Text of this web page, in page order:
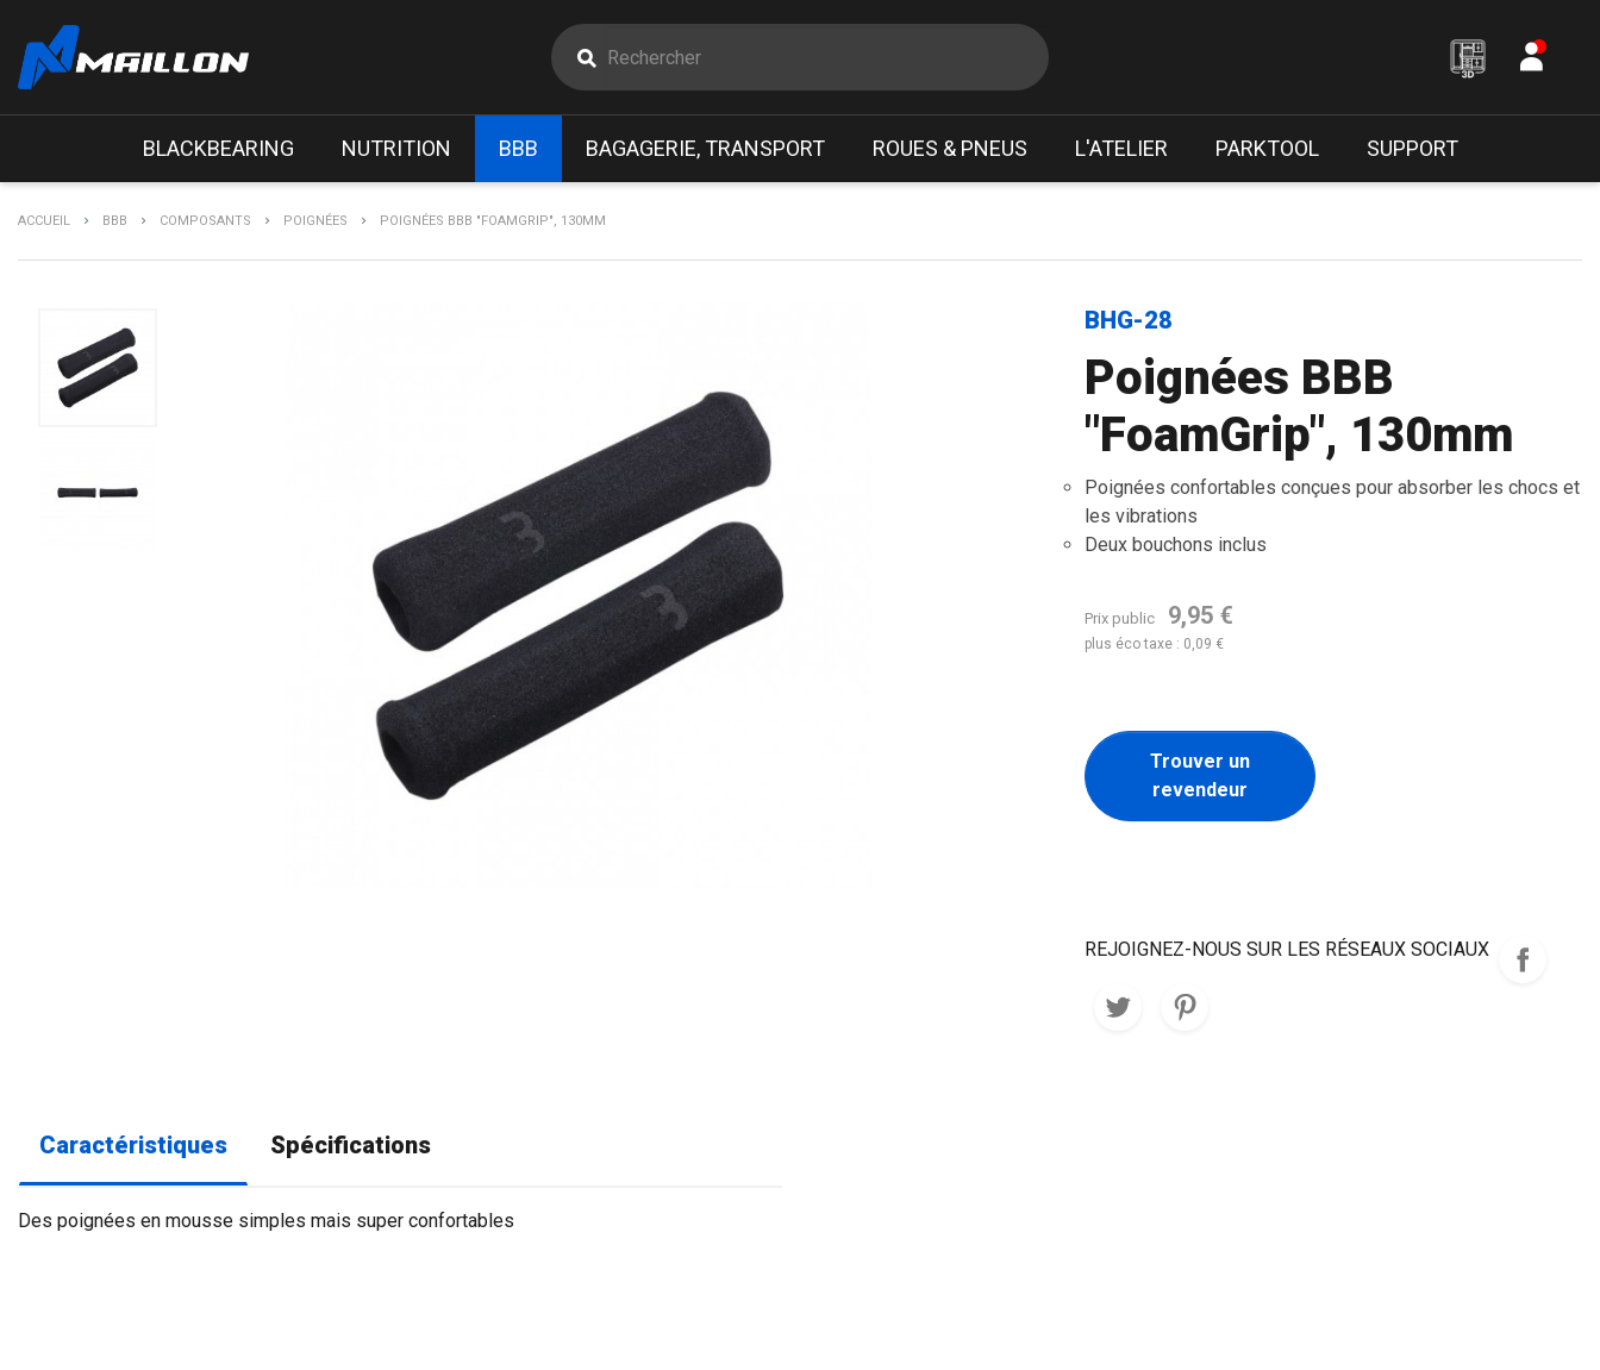
BLACKBEARING NUTRITION BBB BAGAGERIE, TRANSPORT ROUES & PNEUS L'ATELIER PARKTOOL SUPPORT
ACCUEIL BBB COMPOSANTS POIGNÉES POIGNÉES BBB "FOAMGRIP", 130MM
BHG-28
Poignées BBB
"FoamGrip", 130mm
Poignées confortables conçues pour absorber les chocs et
les vibrations
Deux bouchons inclus
Prix public 9,95 €
plus éco taxe : 0,09 €
Trouver un
revendeur
REJOIGNEZ-NOUS SUR LES RÉSEAUX SOCIAUX
Caractéristiques Spécifications
Des poignées en mousse simples mais super confortables